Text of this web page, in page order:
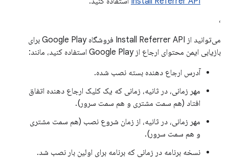
،
می‌توانید از Install Referrer API فروشگاه Google Play برای
بازیابی ایمن محتوای ارجاع از Google Play استفاده کنید، مانند:
آدرس ارجاع دهنده بسته نصب شده.
مهر زمانی، در ثانیه، زمانی که یک کلیک ارجاع دهنده اتفاق
افتاد (هم سمت مشتری و هم سمت سرور).
مهر زمانی، در ثانیه، از زمان شروع نصب (هم سمت مشتری
و هم سمت سرور).
نسخه برنامه در زمانی که برنامه برای اولین بار نصب شد.